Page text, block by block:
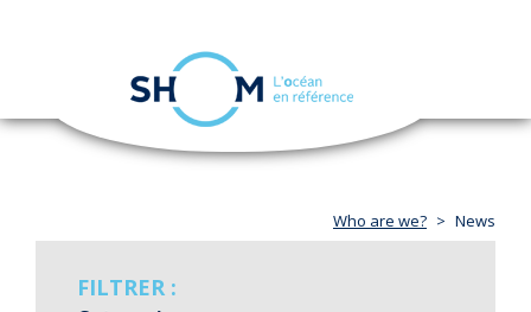
Skip
navigation
Who are we? News
FILTRER :